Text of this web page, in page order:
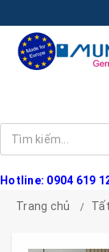
Hotline: 0904 619
Trang chủ